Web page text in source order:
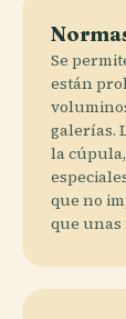
Se
están
galerías.
la
que no
que unas